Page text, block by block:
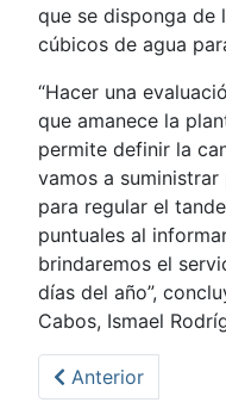
que se disponga de
cúbicos de agua
“Hacer una
que amanece la
permite definir la
vamos a
para regular el
puntuales al
brindaremos el
días del año”,
Cabos, Ismael
Artículo anterior:
Anterior